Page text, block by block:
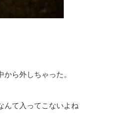
ら外しちゃった。
んて入ってこないよね